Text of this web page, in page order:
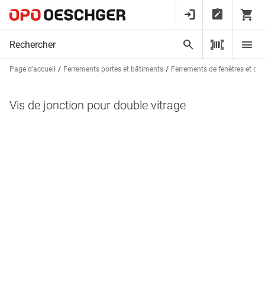
Page d’accueil Ferrements portes et bâtiments Ferrements de fenêtres et de
Vis de jonction pour double vitrage